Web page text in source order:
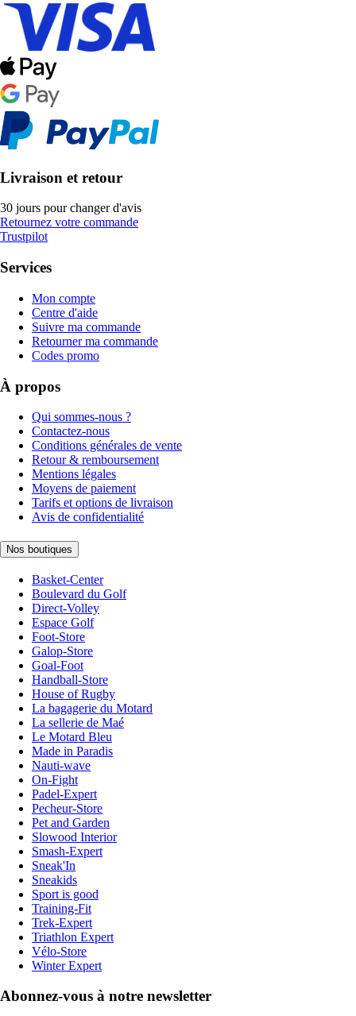
Livraison et retour
30 jours pour changer d'avis
Retournez votre commande
Trustpilot
Services
Mon compte
Centre d'aide
Suivre ma commande
Retourner ma commande
Codes promo
À propos
Qui sommes-nous ?
Contactez-nous
Conditions générales de vente
Retour & remboursement
Mentions légales
Moyens de paiement
Tarifs et options de livraison
Avis de confidentialité
Nos boutiques
Basket-Center
Boulevard du Golf
Direct-Volley
Espace Golf
Foot-Store
Galop-Store
Goal-Foot
Handball-Store
House of Rugby
La bagagerie du Motard
La sellerie de Maé
Le Motard Bleu
Made in Paradis
Nauti-wave
On-Fight
Padel-Expert
Pecheur-Store
Pet and Garden
Slowood Interior
Smash-Expert
Sneak'In
Sneakids
Sport is good
Training-Fit
Trek-Expert
Triathlon Expert
Vélo-Store
Winter Expert
Abonnez-vous à notre newsletter